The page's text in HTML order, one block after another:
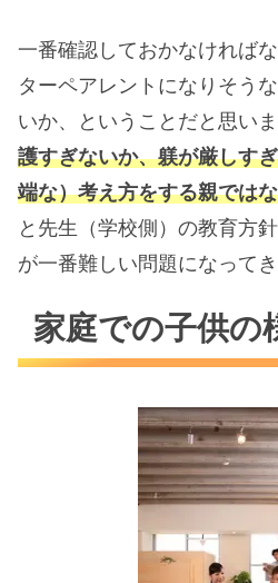
一番確認しておかなければ
ターペアレントになりそう
いか、ということだと思いま
護すぎないか、躾が厳しす
端な）考え方をする親では
と先生（学校側）の教育方
が一番難しい問題になってき
家庭での子供の